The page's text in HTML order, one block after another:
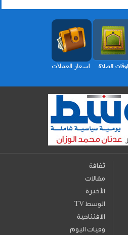
ثقافة
مقالات
الأخيرة
TV الوسط
الافتتاحية
وفيات اليوم